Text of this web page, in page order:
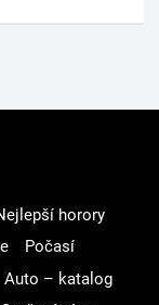
horory
Počasí
Auto – katalog